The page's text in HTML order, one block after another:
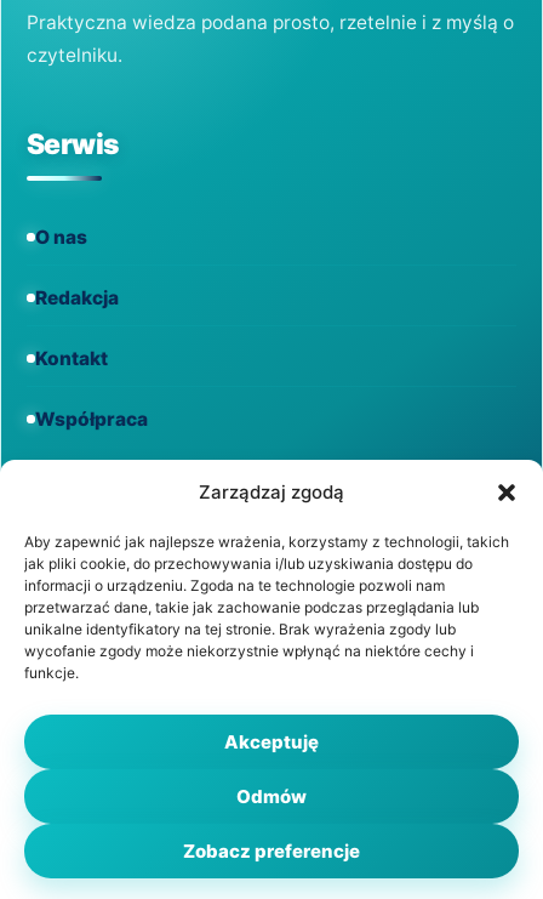
Zarządzaj zgodą
Aby zapewnić jak najlepsze wrażenia, korzystamy z technologii, takich
jak pliki cookie, do przechowywania i/lub uzyskiwania dostępu do
informacji o urządzeniu. Zgoda na te technologie pozwoli nam
przetwarzać dane, takie jak zachowanie podczas przeglądania lub
unikalne identyfikatory na tej stronie. Brak wyrażenia zgody lub
wycofanie zgody może niekorzystnie wpłynąć na niektóre cechy i
funkcje.
Akceptuję
Odmów
Zobacz preferencje
Praktyczna wiedza podana prosto, rzetelnie i z myślą o
czytelniku.
Serwis
O nas
Redakcja
Kontakt
Współpraca
Regulamin
Polityka prywatności
© 2026 WiadomościZdrowotne.pl. Wszystkie prawa